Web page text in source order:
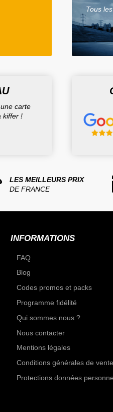
Tous les
carte
kiffer !
LES MEILLEURS PRIX
DE FRANCE
INFORMATIONS
FAQ
Blog
Codes promos et packs
Programme fidélité
Qui sommes nous ?
Nous contacter
Mentions légales
Conditions générales de
Protections données